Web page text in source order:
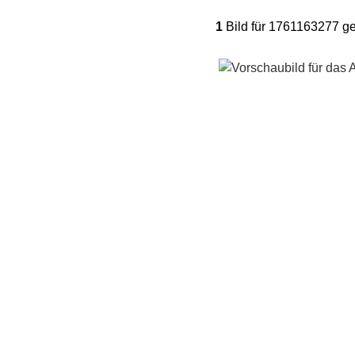
1 Bild für 1761163277